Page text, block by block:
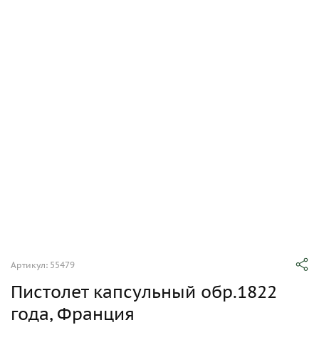
Артикул: 55479
Пистолет капсульный обр.1822
года, Франция